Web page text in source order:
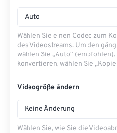
Auto
Wählen Sie einen Codec zum
des Videostreams. Um den
wählen Sie „Auto“
konvertieren, wählen Sie
Videogröße ändern
Keine Änderung
Wählen Sie, wie Sie die